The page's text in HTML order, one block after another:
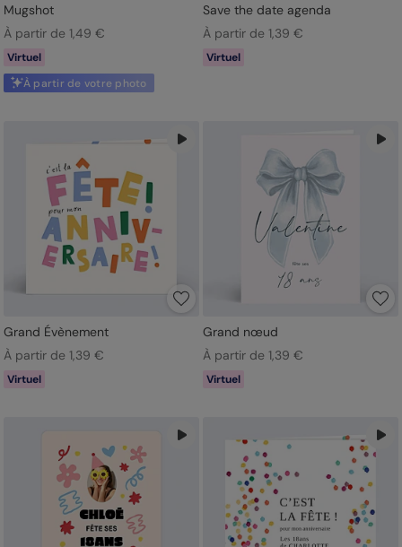
Mugshot
À partir de 1,49 €
Virtuel
À partir de votre photo
Save the date agenda
À partir de 1,39 €
Virtuel
Grand Évènement
À partir de 1,39 €
Virtuel
Grand nœud
À partir de 1,39 €
Virtuel